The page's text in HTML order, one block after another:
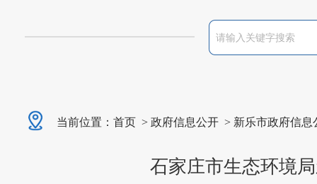
当前位置： 首页 > 政府信息公开 > 新乐市政府信息
石家庄市生态环境